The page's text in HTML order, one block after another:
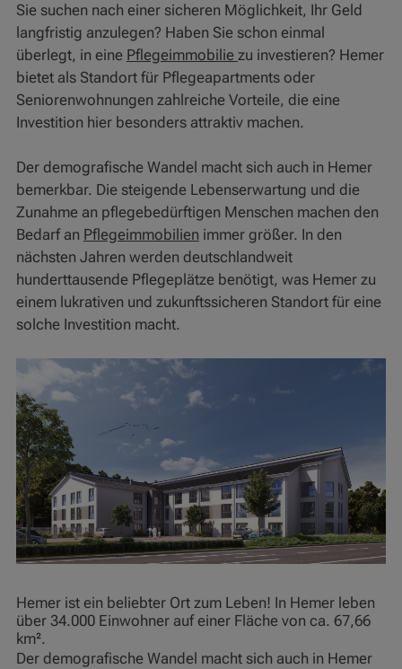
Sie suchen nach einer sicheren Möglichkeit, Ihr Geld
langfristig anzulegen? Haben Sie schon einmal
überlegt, in eine Pflegeimmobilie zu investieren? Hemer
bietet als Standort für Pflegeapartments oder
Seniorenwohnungen zahlreiche Vorteile, die eine
Investition hier besonders attraktiv machen.
Der demografische Wandel macht sich auch in Hemer
bemerkbar. Die steigende Lebenserwartung und die
Zunahme an pflegebedürftigen Menschen machen den
Bedarf an Pflegeimmobilien immer größer. In den
nächsten Jahren werden deutschlandweit
hunderttausende Pflegeplätze benötigt, was Hemer zu
einem lukrativen und zukunftssicheren Standort für eine
solche Investition macht.
Hemer ist ein beliebter Ort zum Leben! In Hemer leben
über 34.000 Einwohner auf einer Fläche von ca. 67,66
km².
Der demografische Wandel macht sich auch in Hemer